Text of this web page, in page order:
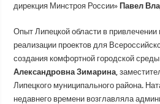
дирекция Минстроя России» Павел
Опыт Липецкой области в привлечении
реализации проектов для
создания комфортной городской
Александровна Зимарина ,
Липецкого муниципального района.
недавнего времени возглавляла